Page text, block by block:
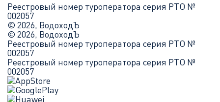
Реестровый номер туроператора серия РТО №
002057
© 2026, ВодоходЪ
© 2026, ВодоходЪ
Реестровый номер туроператора серия РТО №
002057
Реестровый номер туроператора серия РТО №
002057